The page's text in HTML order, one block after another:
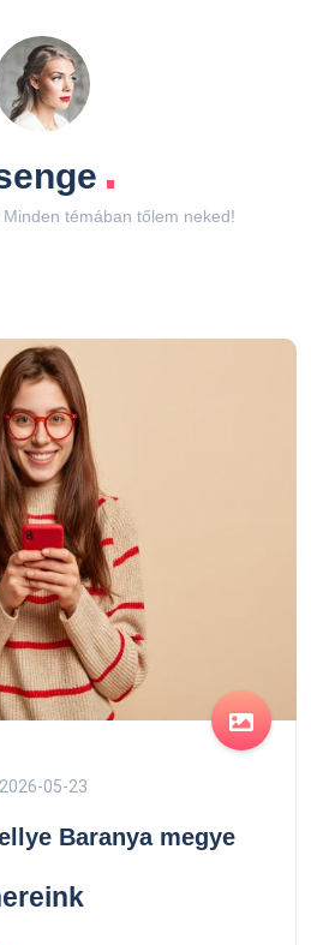
.
témában tőlem neked!
2026-05-23
Baranya megye